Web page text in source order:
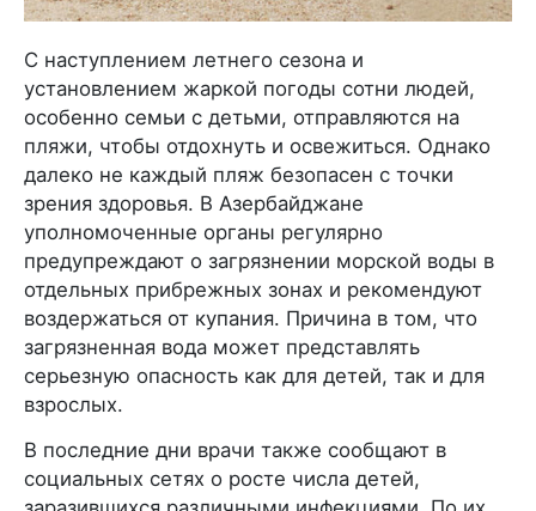
С наступлением летнего сезона и
установлением жаркой погоды сотни людей,
особенно семьи с детьми, отправляются на
пляжи, чтобы отдохнуть и освежиться. Однако
далеко не каждый пляж безопасен с точки
зрения здоровья. В Азербайджане
уполномоченные органы регулярно
предупреждают о загрязнении морской воды в
отдельных прибрежных зонах и рекомендуют
воздержаться от купания. Причина в том, что
загрязненная вода может представлять
серьезную опасность как для детей, так и для
взрослых.
В последние дни врачи также сообщают в
социальных сетях о росте числа детей,